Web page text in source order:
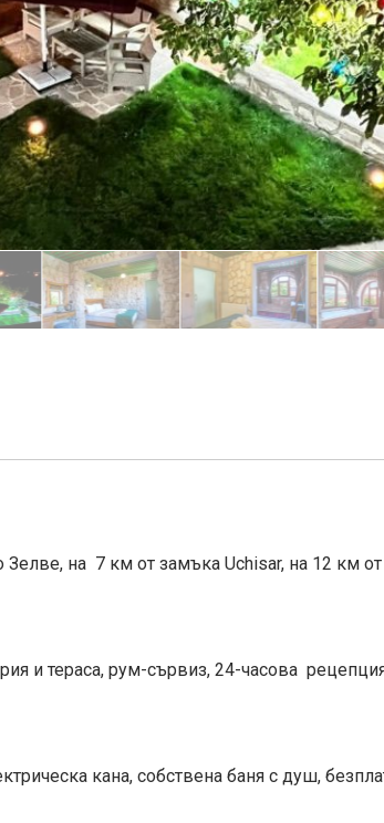
на 7 км от замъка Uchisar, на 12 км
и тераса, рум-сървиз, 24-часова
кана, собствена баня с душ,